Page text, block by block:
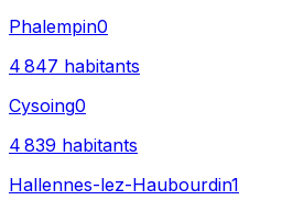
Phalempin0
4 847 habitants
Cysoing0
4 839 habitants
Hallennes-lez-Haubourdin1